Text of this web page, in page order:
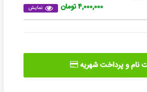
نمایش ۴,۰۰۰,۰۰۰ تومان
نام و پرداخت شهریه